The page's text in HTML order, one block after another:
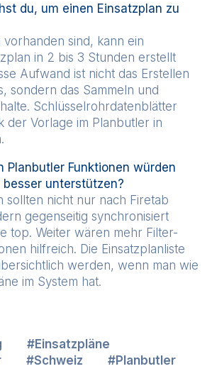
du, um einen Einsatzplan zu
vorhanden sind, kann ein
in 2 bis 3 Stunden erstellt
Aufwand ist nicht das Erstellen
sondern das Sammeln und
Schlüsselrohrdatenblätter
der Vorlage im Planbutler in
Planbutler Funktionen würden
unterstützen?
sollten nicht nur nach Firetab
gegenseitig synchronisiert
top. Weiter wären mehr Filter-
hilfreich. Die Einsatzplanliste
werden, wenn man wie
im System hat.
Einsatzpläne
Schweiz Planbutler